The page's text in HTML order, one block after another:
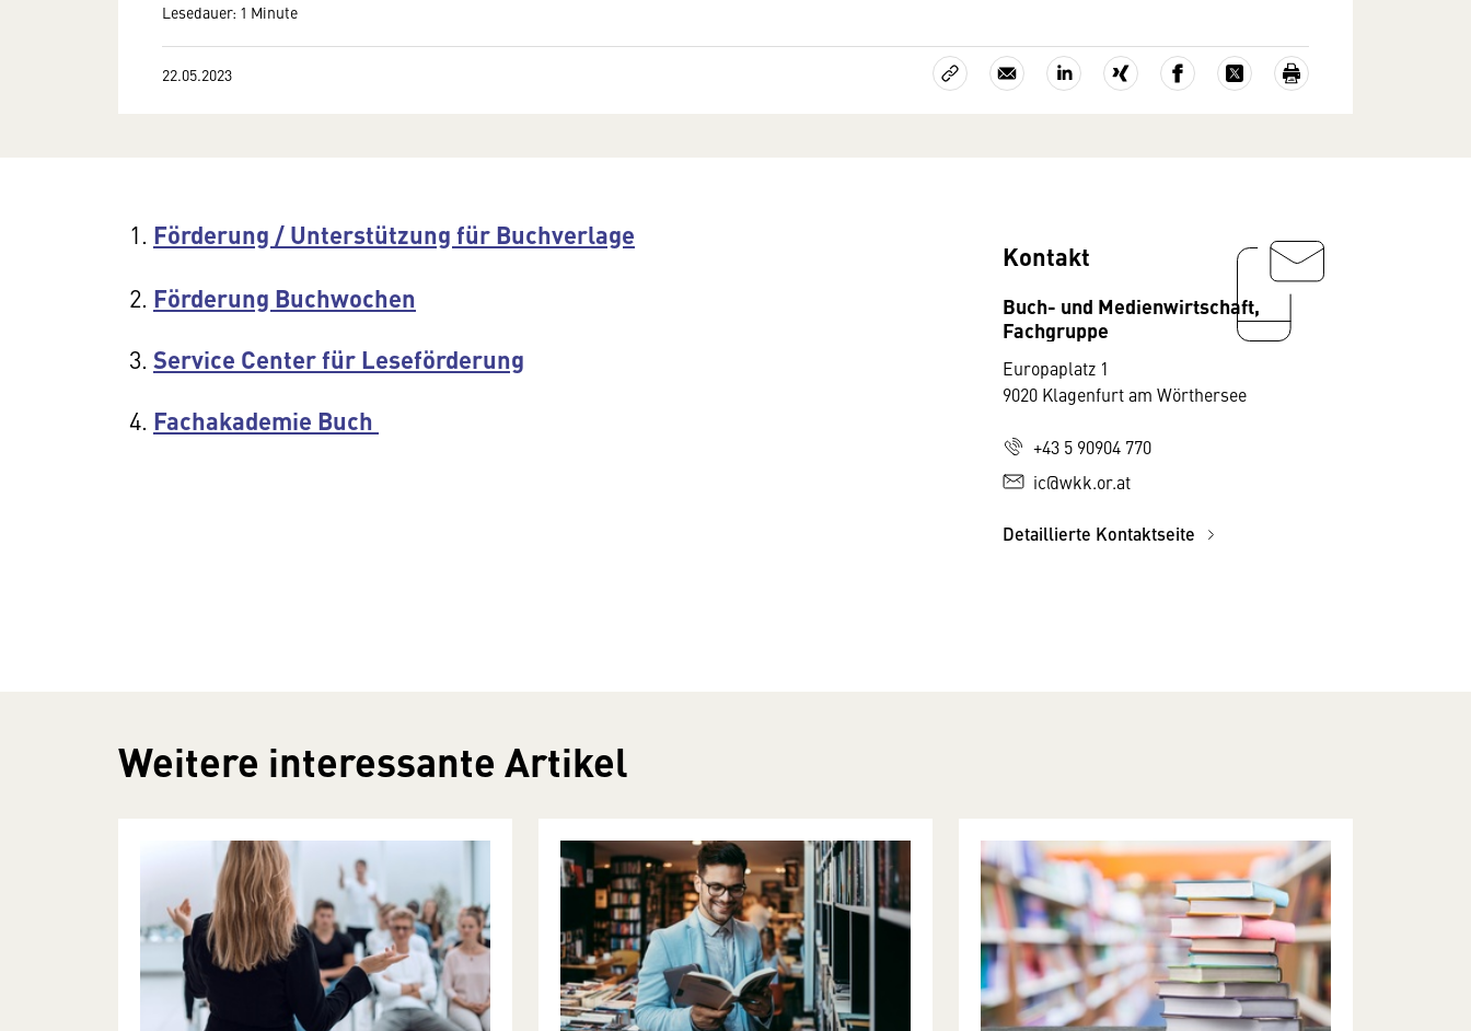
Lesedauer: 1 Minute
22.05.2023
Förderung / Unterstützung für Buchverlage
Förderung Buchwochen
Service Center für Leseförderung
Fachakademie Buch
Kontakt
Buch- und Medienwirtschaft,
Fachgruppe
Europaplatz 1
9020 Klagenfurt am Wörthersee
+43 5 90904 770
ic@wkk.or.at
Detaillierte Kontaktseite
Weitere interessante Artikel